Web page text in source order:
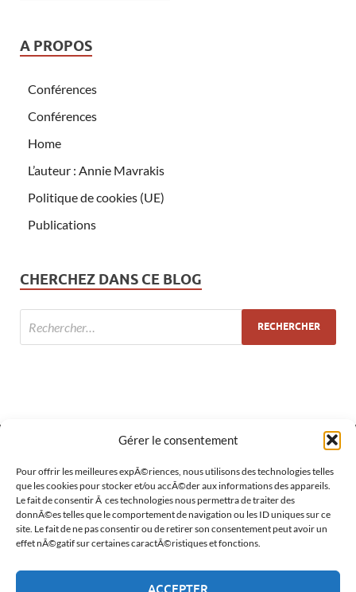
Gérer le consentement
Pour offrir les meilleures expÃ©riences, nous utilisons des technologies telles
que les cookies pour stocker et/ou accÃ©der aux informations des appareils.
Le fait de consentir Ã ces technologies nous permettra de traiter des
donnÃ©es telles que le comportement de navigation ou les ID uniques sur ce
site. Le fait de ne pas consentir ou de retirer son consentement peut avoir un
effet nÃ©gatif sur certaines caractÃ©ristiques et fonctions.
ACCEPTER
A PROPOS
Conférences
Conférences
Home
L’auteur : Annie Mavrakis
Politique de cookies (UE)
Publications
CHERCHEZ DANS CE BLOG
MÉTA
Connexion
Flux des publications
Flux des commentaires